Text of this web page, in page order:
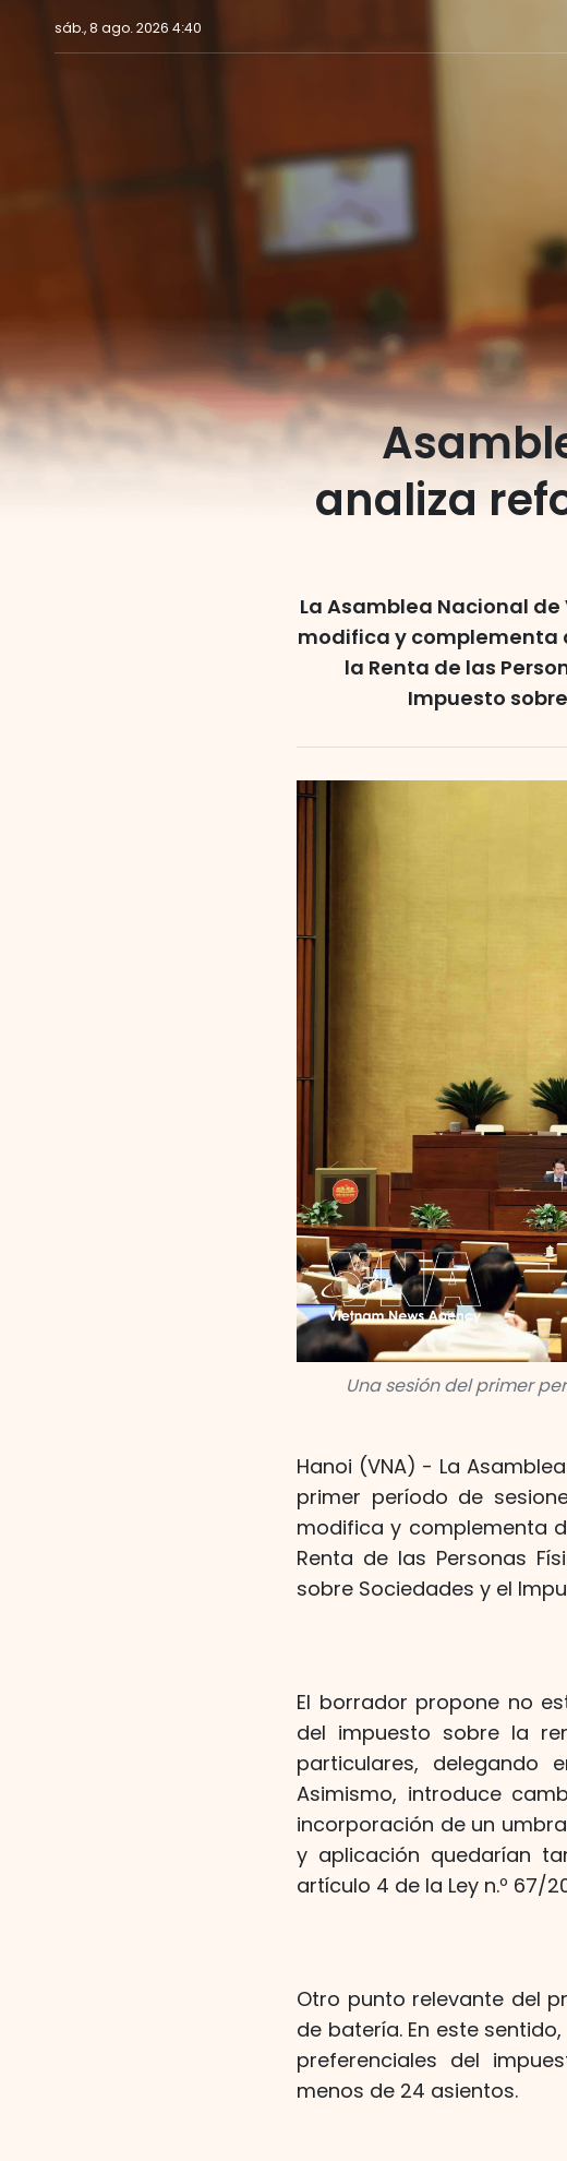
sáb., 8 ago. 2026 4:40
analiza
La Asamblea Nacional
modifica y complementa
la Renta de las
Impuesto
Una sesión del primer
Hanoi (VNA) - La
primer período de
modifica y complementa
Renta de las Personas
sobre Sociedades y el
El borrador propone no
del impuesto sobre la
particulares, delegando
Asimismo, introduce
incorporación de un
y aplicación quedarían
artículo 4 de la Ley n.º 67/
Otro punto relevante del
de batería. En este
preferenciales del
menos de 24 asientos.